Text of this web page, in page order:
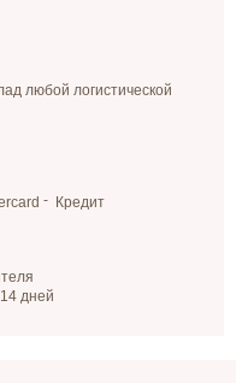
любой логистической
Кредит
дней